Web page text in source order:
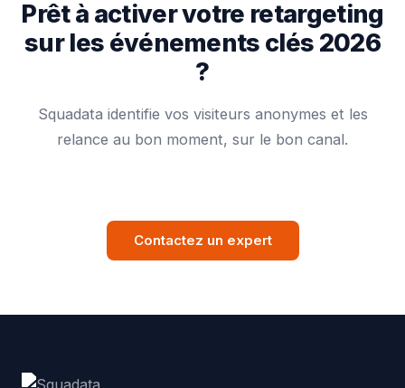
Prêt à activer votre retargeting
sur les événements clés 2026
?
Squadata identifie vos visiteurs anonymes et les
relance au bon moment, sur le bon canal.
Contactez un expert